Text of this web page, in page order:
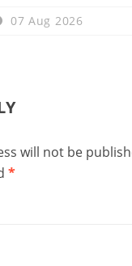
07 Aug 2026
will not be
*